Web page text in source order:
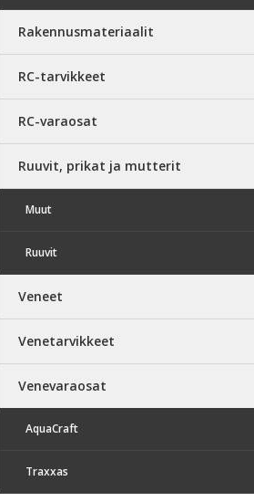
Rakennusmateriaalit
RC-tarvikkeet
RC-varaosat
Ruuvit, prikat ja mutterit
Muut
Ruuvit
Veneet
Venetarvikkeet
Venevaraosat
AquaCraft
Traxxas